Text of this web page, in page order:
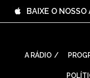
⠀BAIXE O
A RÁDIO